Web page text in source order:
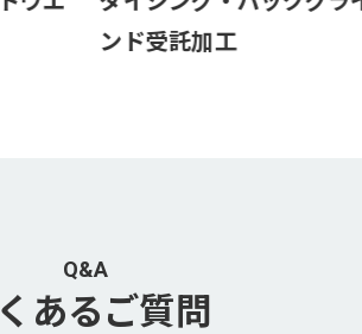
ンド受託加工
Q&A
あるご質問